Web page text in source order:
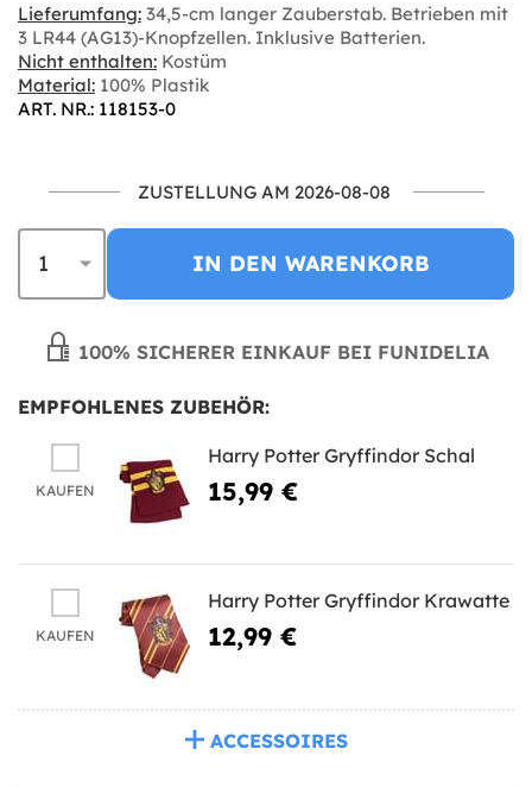
Lieferumfang: 34,5-cm langer Zauberstab. Betrieben mit
3 LR44 (AG13)-Knopfzellen. Inklusive Batterien.
Nicht enthalten: Kostüm
Material: 100% Plastik
ART. NR.: 118153-0
ZUSTELLUNG AM 2026-08-08
IN DEN WARENKORB
100% SICHERER EINKAUF BEI FUNIDELIA
EMPFOHLENES ZUBEHÖR:
KAUFEN
Harry Potter Gryffindor Schal
15,99 €
KAUFEN
Harry Potter Gryffindor Krawatte
12,99 €
ACCESSOIRES